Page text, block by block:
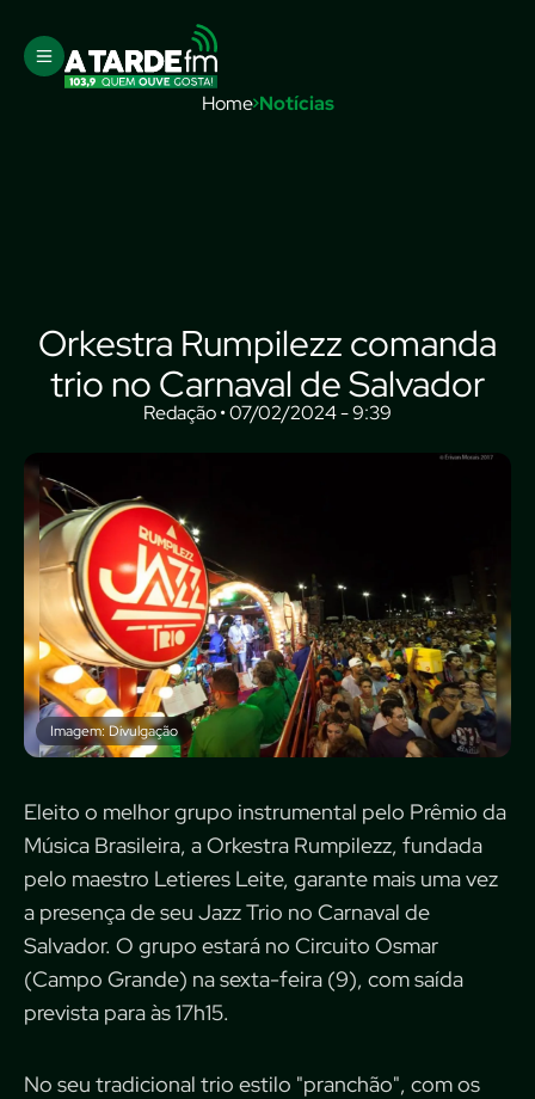
Home Notícias
Orkestra Rumpilezz comanda
trio no Carnaval de Salvador
Redação • 07/02/2024 - 9:39
Imagem: Divulgação
Eleito o melhor grupo instrumental pelo Prêmio da
Música Brasileira, a Orkestra Rumpilezz, fundada
pelo maestro Letieres Leite, garante mais uma vez
a presença de seu Jazz Trio no Carnaval de
Salvador. O grupo estará no Circuito Osmar
(Campo Grande) na sexta-feira (9), com saída
prevista para às 17h15.
No seu tradicional trio estilo "pranchão", com os